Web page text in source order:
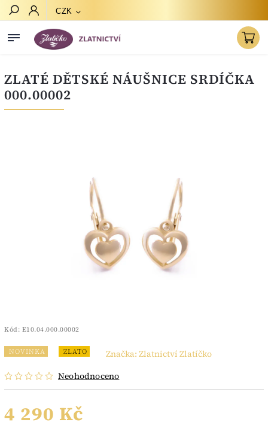
CZK
ZLATÉ DĚTSKÉ NÁUŠNICE SRDÍČKA
000.00002
Kód: E10.04.000.00002
NOVINKA ZLATO
Neohodnoceno
Značka: Zlatnictví Zlatíčko
4 290 Kč